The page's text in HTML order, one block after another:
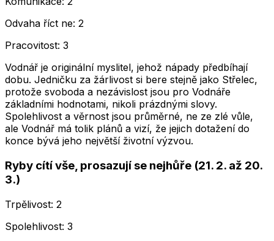
Odvaha říct ne: 2
Pracovitost: 3
Vodnář je originální myslitel, jehož nápady předbíhají
dobu. Jedničku za žárlivost si bere stejně jako Střelec,
protože svoboda a nezávislost jsou pro Vodnáře
základními hodnotami, nikoli prázdnými slovy.
Spolehlivost a věrnost jsou průměrné, ne ze zlé vůle,
ale Vodnář má tolik plánů a vizí, že jejich dotažení do
konce bývá jeho největší životní výzvou.
Ryby cítí vše, prosazují se nejhůře (21. 2. až 20.
3.)
Trpělivost: 2
Spolehlivost: 3